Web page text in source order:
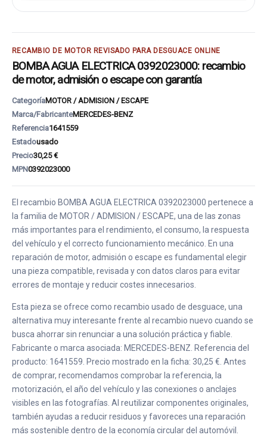
RECAMBIO DE MOTOR REVISADO PARA DESGUACE ONLINE
BOMBA AGUA ELECTRICA 0392023000: recambio
de motor, admisión o escape con garantía
CategoríaMOTOR / ADMISION / ESCAPE
Marca/FabricanteMERCEDES-BENZ
Referencia1641559
Estadousado
Precio30,25 €
MPN0392023000
El recambio BOMBA AGUA ELECTRICA 0392023000 pertenece a
la familia de MOTOR / ADMISION / ESCAPE, una de las zonas
más importantes para el rendimiento, el consumo, la respuesta
del vehículo y el correcto funcionamiento mecánico. En una
reparación de motor, admisión o escape es fundamental elegir
una pieza compatible, revisada y con datos claros para evitar
errores de montaje y reducir costes innecesarios.
Esta pieza se ofrece como recambio usado de desguace, una
alternativa muy interesante frente al recambio nuevo cuando se
busca ahorrar sin renunciar a una solución práctica y fiable.
Fabricante o marca asociada: MERCEDES-BENZ. Referencia del
producto: 1641559. Precio mostrado en la ficha: 30,25 €. Antes
de comprar, recomendamos comprobar la referencia, la
motorización, el año del vehículo y las conexiones o anclajes
visibles en las fotografías. Al reutilizar componentes originales,
también ayudas a reducir residuos y favoreces una reparación
más sostenible dentro de la economía circular del automóvil.